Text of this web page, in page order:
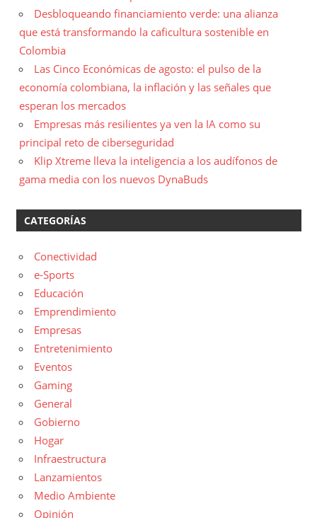
Desbloqueando financiamiento verde: una alianza
que está transformando la caficultura sostenible en
Colombia
Las Cinco Económicas de agosto: el pulso de la
economía colombiana, la inflación y las señales que
esperan los mercados
Empresas más resilientes ya ven la IA como su
principal reto de ciberseguridad
Klip Xtreme lleva la inteligencia a los audífonos de
gama media con los nuevos DynaBuds
CATEGORÍAS
Conectividad
e-Sports
Educación
Emprendimiento
Empresas
Entretenimiento
Eventos
Gaming
General
Gobierno
Hogar
Infraestructura
Lanzamientos
Medio Ambiente
Opinión